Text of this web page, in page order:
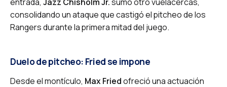
consolidando un ataque que castigó el pitcheo de los
Rangers durante la primera mitad del juego.
Duelo de pitcheo: Fried se impone
Desde el montículo, Max Friedofreció una actuación